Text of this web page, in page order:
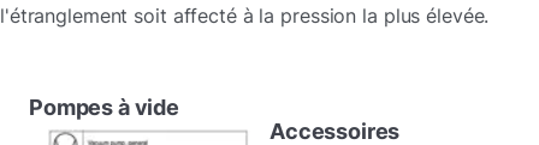
l'étranglement soit affecté à la pression la plus élevée.
Pompes à vide
Accessoires